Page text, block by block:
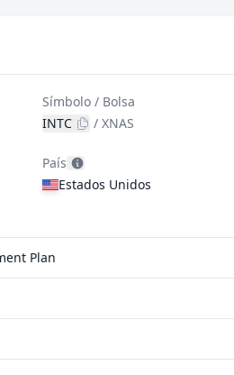
Símbolo / Bolsa
INTC
/XNAS
País
Estados Unidos
Plan